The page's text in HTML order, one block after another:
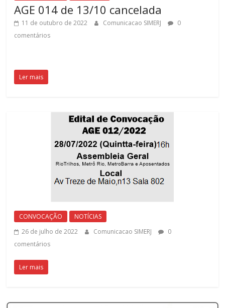
AGE 014 de 13/10 cancelada
11 de outubro de 2022 Comunicacao SIMERJ
0
comentários
Ler mais
CONVOCAÇÃO
NOTÍCIAS
26 de julho de 2022
Comunicacao SIMERJ
0
comentários
Ler mais